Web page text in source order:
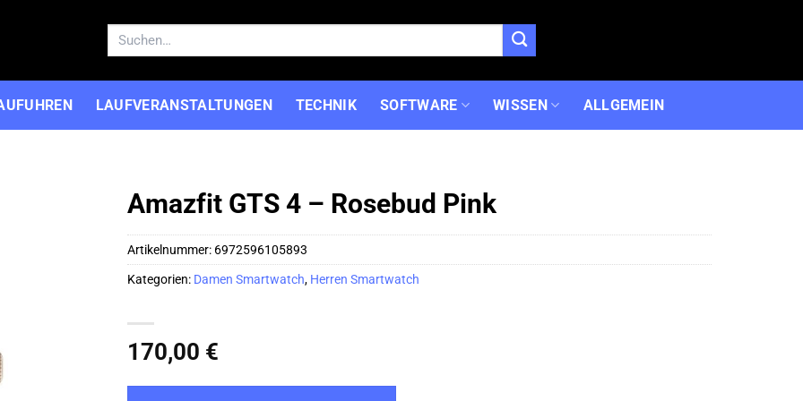
Suchen
LAUFVERANSTALTUNGEN TECHNIK SOFTWARE WISSEN ALLGEMEIN
Amazfit GTS 4 – Rosebud Pink
170,00 €
Artikelnummer: 6972596105893
Kategorien: Damen Smartwatch, Herren Smartwatch